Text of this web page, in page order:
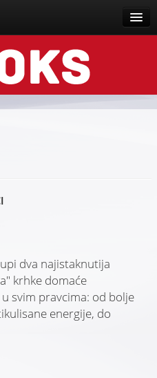
dva najistaknutija
krhke domaće
svim pravcima: od bolje
energije, do